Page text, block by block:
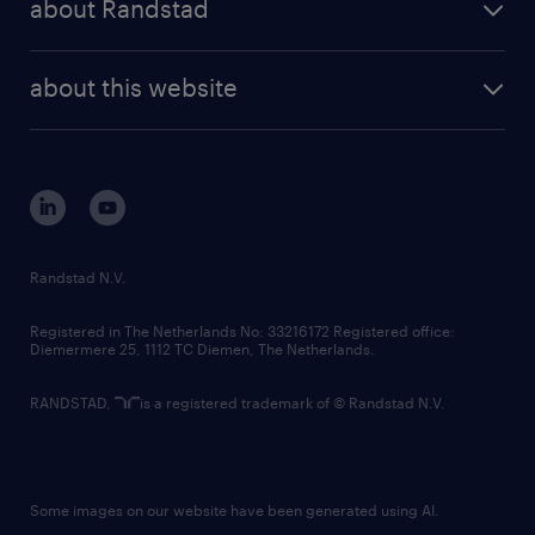
randstad digital
about Randstad
corporate governance
randstad innovation fund
country websites
about this website
Randstad N.V.
Registered in The Netherlands No: 33216172 Registered office:
Diemermere 25, 1112 TC Diemen, The Netherlands.
RANDSTAD, is a registered trademark of © Randstad N.V.
Some images on our website have been generated using AI.